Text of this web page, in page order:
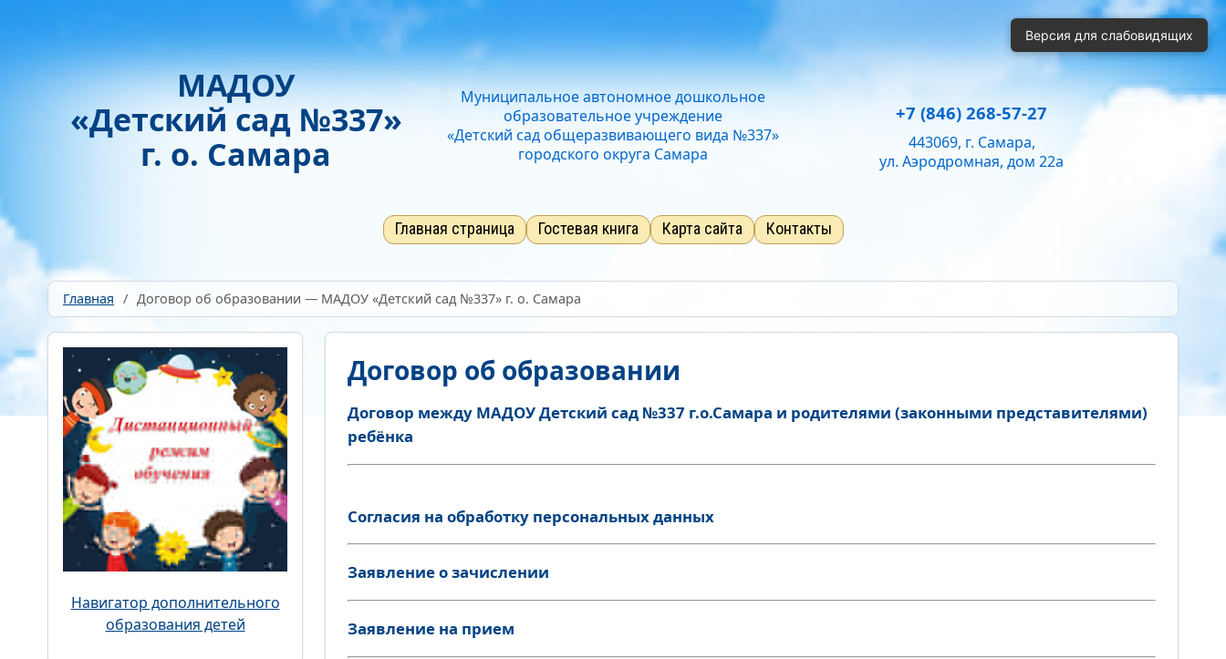
МАДОУ
«Детский сад №337»
г. о. Самара
Муниципальное автономное дошкольное
образовательное учреждение
«Детский сад общеразвивающего вида №337»
городского округа Самара
+7 (846) 268-57-27
443069, г. Самара,
ул. Аэродромная, дом 22а
Главная страница Гостевая книга Карта сайта Контакты
Главная / Договор об образовании — МАДОУ «Детский сад №337» г. о. Самара
Навигатор дополнительного
образования детей
Договор об образовании
Договор между МАДОУ Детский сад №337 г.о.Самара и родителями (законными представителями)
ребёнка
Согласия на обработку персональных данных
Заявление о зачислении
Заявление на прием
Версия для слабовидящих
Полуторный Двойной
С засечками